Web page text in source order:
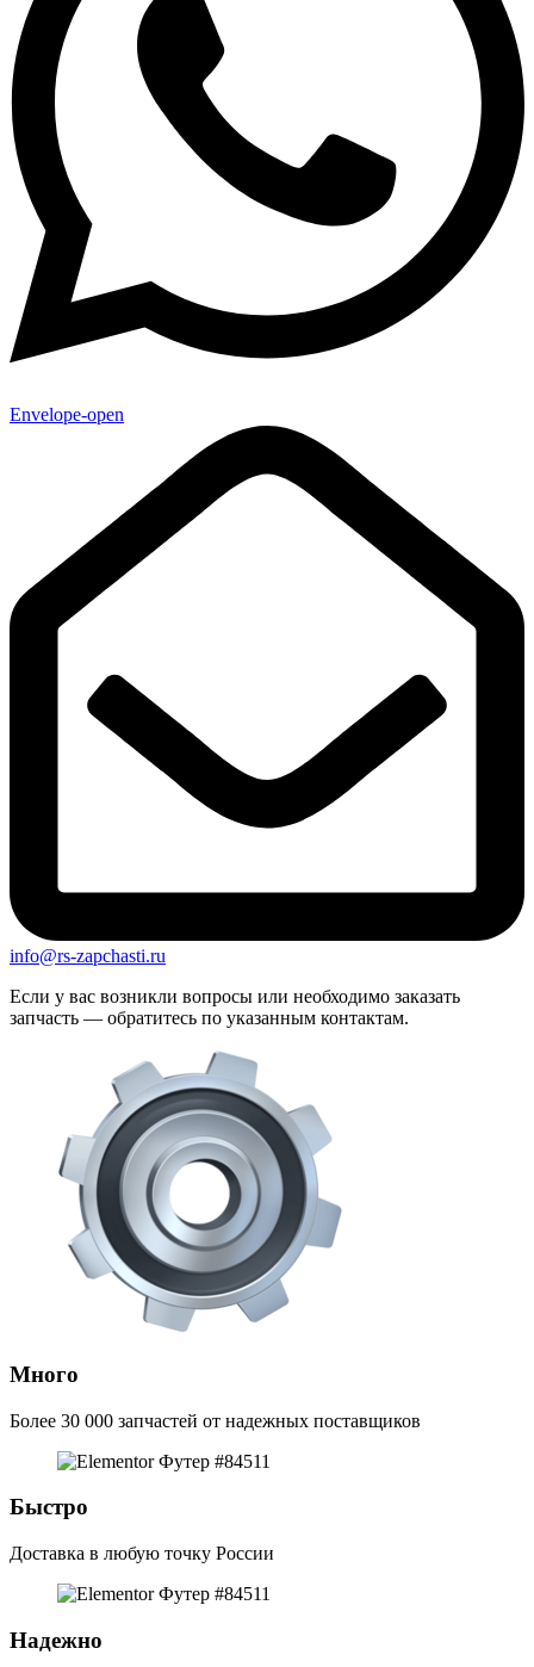
Envelope-open
info@rs-zapchasti.ru
Если у вас возникли вопросы или необходимо заказать
запчасть — обратитесь по указанным контактам.
Много
Более 30 000 запчастей от надежных поставщиков
Быстро
Доставка в любую точку России
Надежно